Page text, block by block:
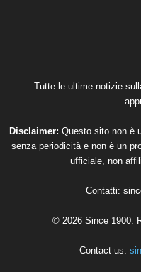
Tutte le ultime notizie
Disclaimer: Questo sito non è
senza periodicità e non è un
ufficiale, non
Contatti:
© 2026 Since 1900.
Contact us: